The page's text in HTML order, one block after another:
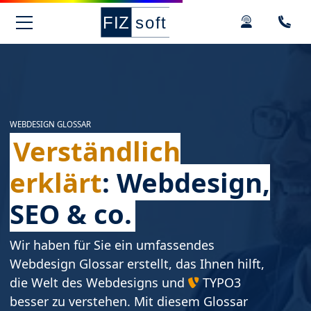
Springe zur Hauptnavigation
Springe zum Hauptinhalt
Springe zu den Kontaktdaten und Support
Springe zum Footer
WEBDESIGN GLOSSAR
Verständlich
erklärt: Webdesign,
SEO & co.
Wir haben für Sie ein umfassendes
Webdesign Glossar erstellt, das Ihnen hilft,
die Welt des Webdesigns und
TYPO3
besser zu verstehen. Mit diesem Glossar